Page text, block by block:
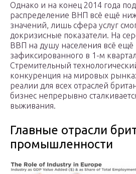
Однако и на конец 2014 года
распределение ВНП всё ещё
значений, лишь сфера услуг
докризисные показатели. На
ВВП на душу населения всё ещё
зафиксированного в 1-м
Стремительный
конкуренция на мировых
реалии для всех отраслей
бизнес непрерывно
выживания.
Главные отрасли
промышленности